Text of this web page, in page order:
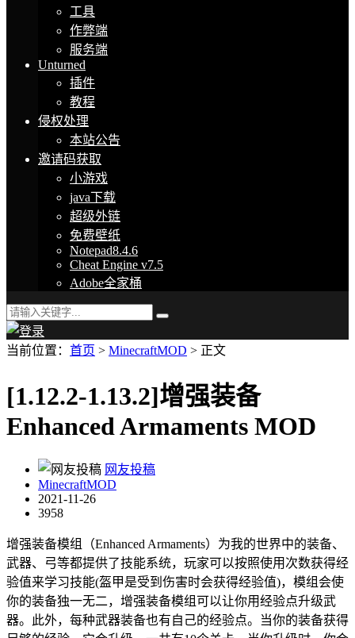
工具
作弊端
服务端
Unturned
插件
教程
侵权处理
本站公告
邀请码获取
小游戏
java下载
超级外链
免费壁纸
Notepad8.4.6
Cheat Engine v7.5
Adobe全家桶
当前位置： 首页 > MinecraftMOD > 正文
[1.12.2-1.13.2]增强装备
Enhanced Armaments MOD
网友投稿
MinecraftMOD
2021-11-26
3958
增强装备模组（Enhanced Armaments）为我的世界中的装备、
武器、弓等都提供了技能系统，玩家可以按照使用次数获得经
验值来学习技能(盔甲是受到伤害时会获得经验值)，模组会使
你的装备独一无二，增强装备模组可以让你用经验点升级武
器。此外，每种武器装备也有自己的经验点。当你的装备获得